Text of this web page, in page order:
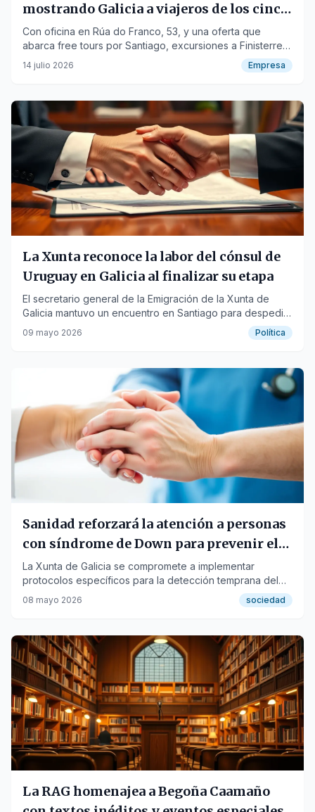
mostrando Galicia a viajeros de los cinco
continentes
Con oficina en Rúa do Franco, 53, y una oferta que
abarca free tours por Santiago, excursiones a Finisterre,
Rías Baixas, Ribeira Sacra, Lugo, Playa de las Catedrales
o A Coruña, la empresa compostelana supera los 100.000
14 julio 2026 Empresa
La Xunta reconoce la labor del cónsul de
Uruguay en Galicia al finalizar su etapa
El secretario general de la Emigración de la Xunta de
Galicia mantuvo un encuentro en Santiago para despedir
al diplomático.
09 mayo 2026 Política
Sanidad reforzará la atención a personas
con síndrome de Down para prevenir el
envejecimiento precoz
La Xunta de Galicia se compromete a implementar
protocolos específicos para la detección temprana del
alzhéimer en este colectivo.
08 mayo 2026 sociedad
La RAG homenajea a Begoña Caamaño